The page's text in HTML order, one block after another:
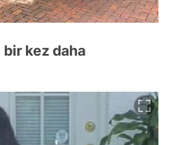
bir kez daha